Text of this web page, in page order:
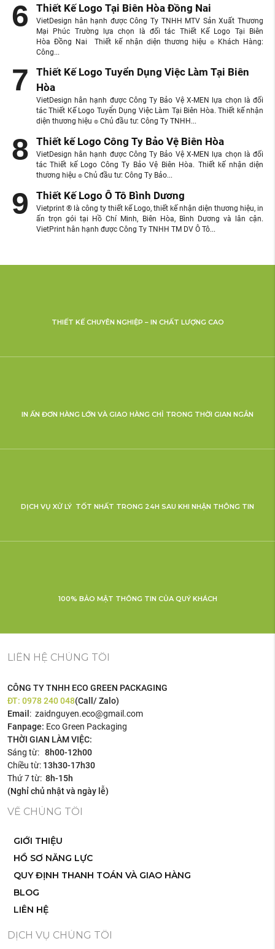
Thiết Kế Logo Tại Biên Hòa Đồng Nai
VietDesign hân hạnh được Công Ty TNHH MTV Sản Xuất Thương
Mại Phúc Trường lựa chọn là đối tác Thiết Kế Logo Tại Biên
Hòa Đồng Nai Thiết kế nhận diện thương hiệu ๏ Khách Hàng:
Công...
Thiết Kế Logo Tuyển Dụng Việc Làm Tại Biên
Hòa
VietDesign hân hạnh được Công Ty Bảo Vệ X-MEN lựa chọn là đối
tác Thiết Kế Logo Tuyển Dụng Việc Làm Tại Biên Hòa. Thiết kế nhận
diện thương hiệu ๏ Chủ đầu tư: Công Ty TNHH...
Thiết kế Logo Công Ty Bảo Vệ Biên Hòa
VietDesign hân hạnh được Công Ty Bảo Vệ X-MEN lựa chọn là đối
tác Thiết kế Logo Công Ty Bảo Vệ Biên Hòa. Thiết kế nhận diện
thương hiệu ๏ Chủ đầu tư: Công Ty Bảo...
Thiết Kế Logo Ô Tô Bình Dương
Vietprint ® là công ty thiết kế Logo, thiết kế nhận diện thương hiệu, in
ấn trọn gói tại Hồ Chí Minh, Biên Hòa, Bình Dương và lân cận.
VietPrint hân hạnh được Công Ty TNHH TM DV Ô Tô...
THIẾT KẾ CHUYÊN NGHIỆP – IN CHẤT LƯỢNG CAO
IN ẤN ĐƠN HÀNG LỚN VÀ GIAO HÀNG CHỈ TRONG THỜI GIAN NGẮN
DỊCH VỤ XỬ LÝ TỐT NHẤT TRONG 24H SAU KHI NHẬN THÔNG TIN
100% BẢO MẬT THÔNG TIN CỦA QUÝ KHÁCH
LIÊN HỆ CHÚNG TÔI
CÔNG TY TNHH ECO GREEN PACKAGING
ĐT:0978 240 048(Call/ Zalo)
Email : zaidnguyen.eco@gmail.com
Fanpage: Eco Green Packaging
THỜI GIAN LÀM VIỆC:
Sáng từ:8h00-12h00
Chiều từ: 13h30-17h30
Thứ 7 từ:8h-15h
(Nghỉ chủ nhật và ngày lễ)
VỀ CHÚNG TÔI
GIỚI THIỆU
HỒ SƠ NĂNG LỰC
QUY ĐỊNH THANH TOÁN VÀ GIAO HÀNG
BLOG
LIÊN HỆ
DỊCH VỤ CHÚNG TÔI